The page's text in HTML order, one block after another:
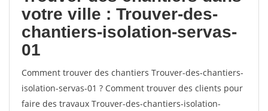
votre ville : Trouver-des-
chantiers-isolation-servas-
01
Comment trouver des chantiers Trouver-des-chantiers-
isolation-servas-01 ? Comment trouver des clients pour
faire des travaux Trouver-des-chantiers-isolation-